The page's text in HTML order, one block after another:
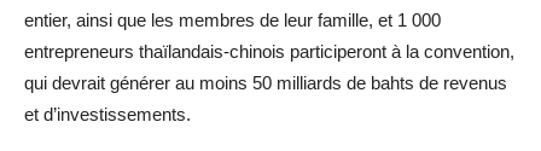
entier, ainsi que les membres de leur famille, et 1 000
entrepreneurs thaïlandais-chinois participeront à la convention,
qui devrait générer au moins 50 milliards de bahts de revenus
et d’investissements.